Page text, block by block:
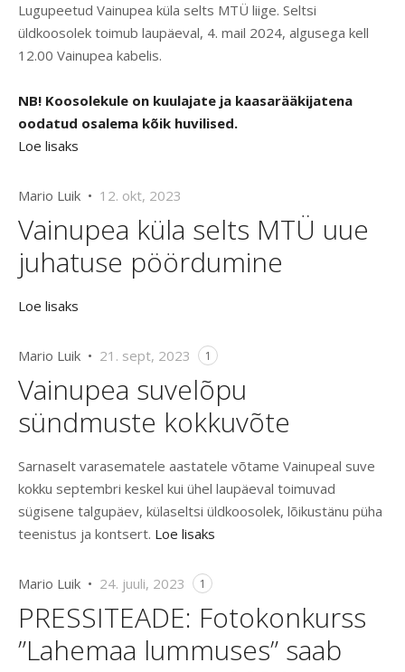
Lugupeetud Vainupea küla selts MTÜ liige. Seltsi
üldkoosolek toimub laupäeval, 4. mail 2024, algusega kell
12.00 Vainupea kabelis.
NB! Koosolekule on kuulajate ja kaasarääkijatena
oodatud osalema kõik huvilised.
Loe lisaks
Mario Luik • 12. okt, 2023
Vainupea küla selts MTÜ uue
juhatuse pöördumine
Loe lisaks
Mario Luik • 21. sept, 2023 1
Vainupea suvelõpu
sündmuste kokkuvõte
Sarnaselt varasematele aastatele võtame Vainupeal suve
kokku septembri keskel kui ühel laupäeval toimuvad
sügisene talgupäev, külaseltsi üldkoosolek, lõikustänu püha
teenistus ja kontsert. Loe lisaks
Mario Luik • 24. juuli, 2023 1
PRESSITEADE: Fotokonkurss
”Lahemaa lummuses” saab